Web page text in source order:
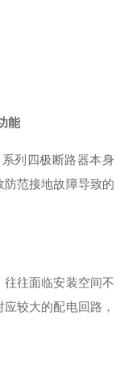
能
列四极断路器本身
范接地故障导致的
往面临安装空间不
较大的配电回路，